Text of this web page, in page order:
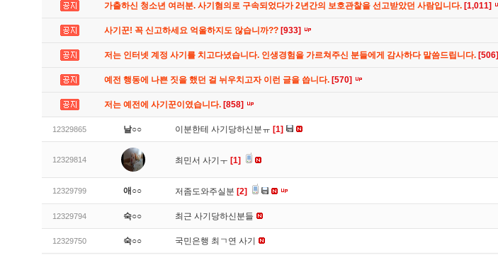
가출하신 청소년 여러분. 사기혐의로 구속되었다가 2년간의 보호관찰을 선고받았던 사람입니다. [1,011]
사기꾼! 꼭 신고하세요 억울하지도 않습니까?? [933]
저는 인터넷 계정 사기를 치고다녔습니다. 인생경험을 가르쳐주신 분들에게 감사하다 말씀드립니다. [506]
예전 행동에 나쁜 짓을 했던 걸 뉘우치고자 이런 글을 씁니다. [570]
저는 예전에 사기꾼이였습니다. [858]
12329865 날○○ 이분한테 사기당하신분ㅠ [1]
12329814 최민서 사기ㅜ [1]
12329799 애○○ 저좀도와주실분 [2]
12329794 숙○○ 최근 사기당하신분들
12329750 숙○○ 국민은행 최ㄱ연 사기